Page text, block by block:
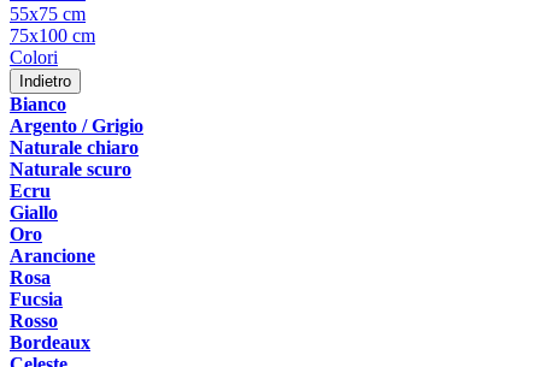
55x75 cm
75x100 cm
Colori
Indietro
Bianco
Argento / Grigio
Naturale chiaro
Naturale scuro
Ecru
Giallo
Oro
Arancione
Rosa
Fucsia
Rosso
Bordeaux